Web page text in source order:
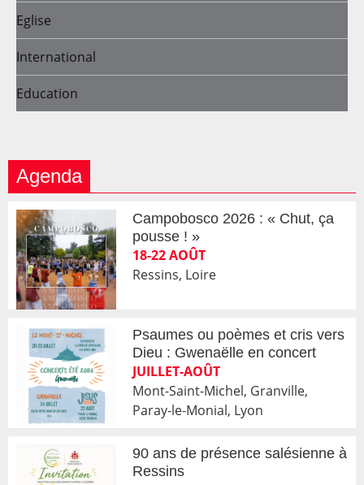
Eglise
International
Education
Agenda
Campobosco 2026 : « Chut, ça
pousse ! »
18-22 AOÛT
Ressins, Loire
Psaumes ou poèmes et cris vers
Dieu : Gwenaëlle en concert
JUILLET-AOÛT
Mont-Saint-Michel, Granville,
Paray-le-Monial, Lyon
90 ans de présence salésienne à
Ressins